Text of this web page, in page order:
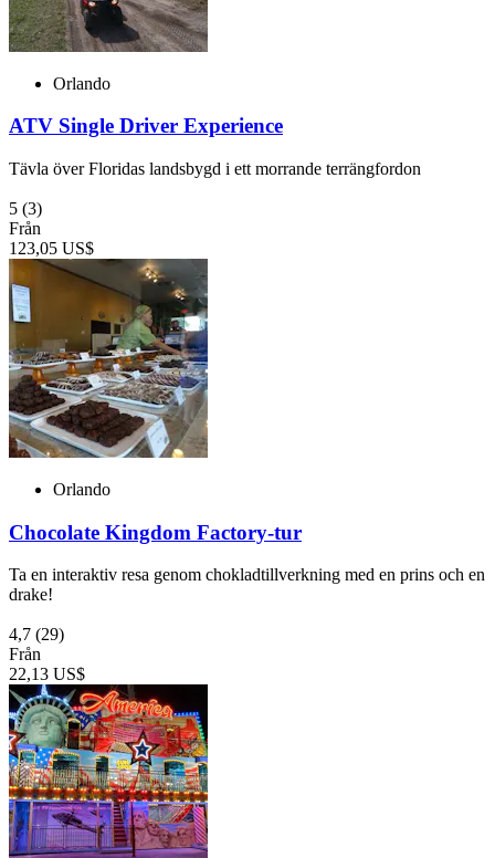
Orlando
ATV Single Driver Experience
Tävla över Floridas landsbygd i ett morrande terrängfordon
5 (3)
Från
123,05 US$
Orlando
Chocolate Kingdom Factory-tur
Ta en interaktiv resa genom chokladtillverkning med en prins och en
drake!
4,7 (29)
Från
22,13 US$